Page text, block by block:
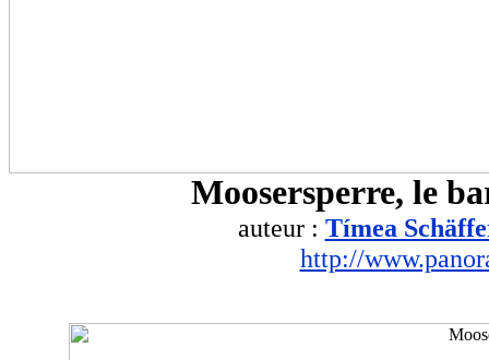
Moosersperre, le
auteur : Tímea
http://